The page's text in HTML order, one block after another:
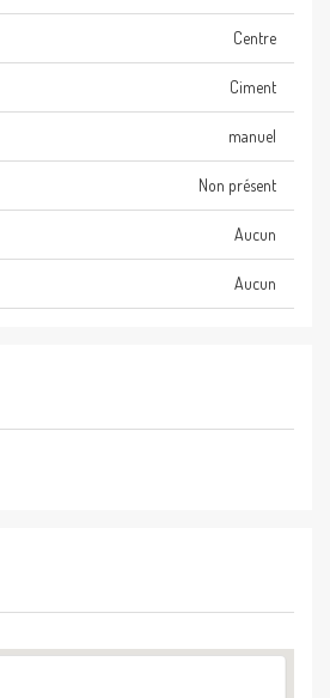
Centre
Ciment
manuel
Non présent
Aucun
Aucun